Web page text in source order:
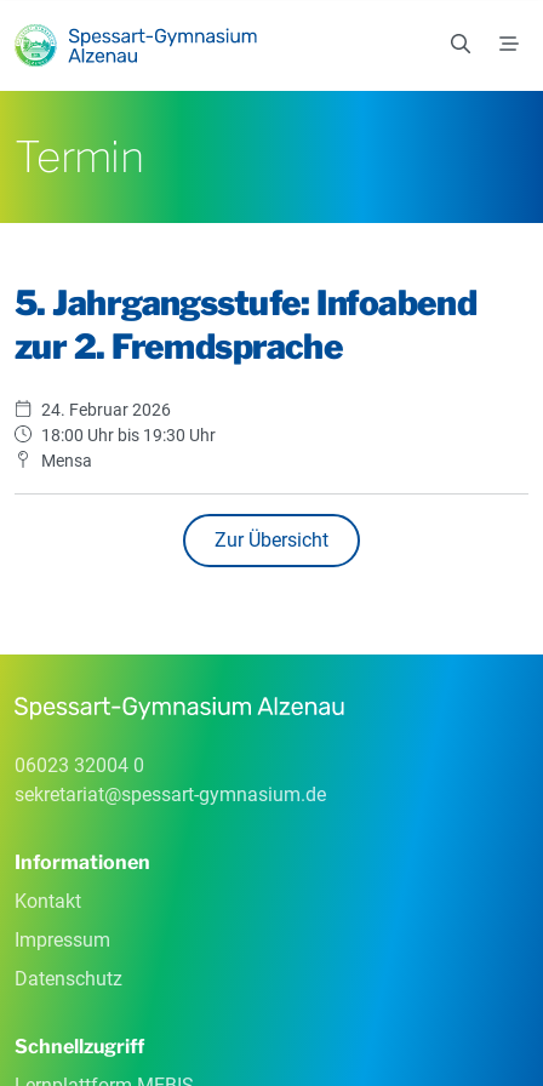
Termin
5. Jahrgangsstufe: Infoabend
zur 2. Fremdsprache
24. Februar 2026
18:00 Uhr bis 19:30 Uhr
Mensa
Zur Übersicht
06023 32004 0
sekretariat@spessart-gymnasium.de
Informationen
Kontakt
Impressum
Datenschutz
Schnellzugriff